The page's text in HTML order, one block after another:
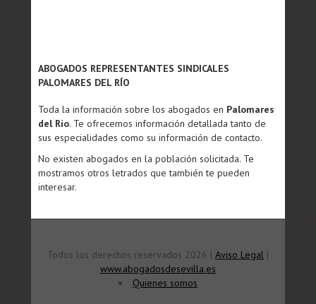
ABOGADOS REPRESENTANTES SINDICALES
PALOMARES DEL RÍO
Toda la información sobre los abogados en Palomares
del Río. Te ofrecemos información detallada tanto de
sus especialidades como su información de contacto.
No existen abogados en la población solicitada. Te
mostramos otros letrados que también te pueden
interesar.
Todos los derechos reservados 2026 | Aviso Legal |
www.abogadosdesevilla.es
Quienes somos